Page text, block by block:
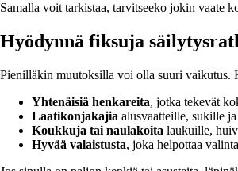
Samalla voit tarkistaa, tarvitseeko jokin vaate
Hyödynnä fiksuja
Pienilläkin muutoksilla voi olla suuri vaikutus.
Yhtenäisiä henkareita, jotka tekevät
Laatikonjakajia alusvaatteille, sukille ja
Koukkuja tai naulakoita laukuille,
Hyvää valaistusta, joka helpottaa